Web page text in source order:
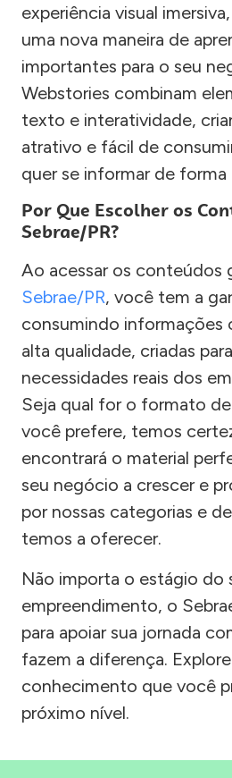
experiência visual
uma nova maneira de
importantes para o seu
Webstories combinam
texto e interatividade,
atrativo e fácil de
quer se informar de
Por Que Escolher os
Sebrae/PR?
Ao acessar os conteúdos
Sebrae/PR, você tem a
consumindo informações
alta qualidade, criadas
necessidades reais dos
Seja qual for o formato
você prefere, temos
encontrará o material
seu negócio a crescer e
por nossas categorias e
temos a oferecer.
Não importa o estágio do
empreendimento, o
para apoiar sua jornada
fazem a diferença.
conhecimento que você
próximo nível.